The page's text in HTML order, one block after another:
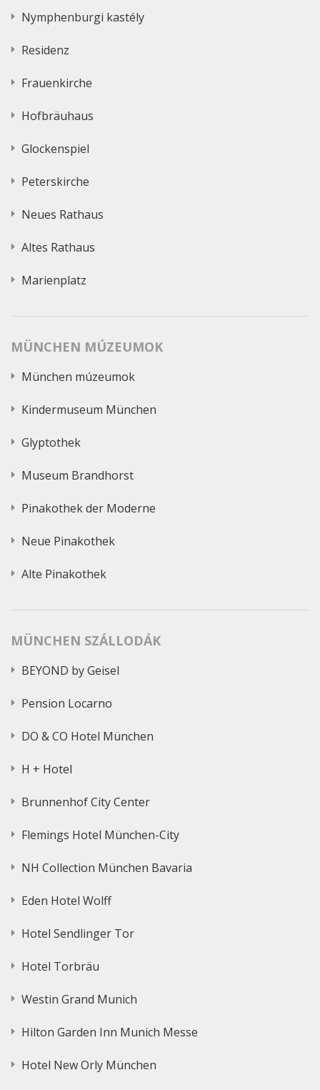
Nymphenburgi kastély
Residenz
Frauenkirche
Hofbräuhaus
Glockenspiel
Peterskirche
Neues Rathaus
Altes Rathaus
Marienplatz
MÜNCHEN MÚZEUMOK
München múzeumok
Kindermuseum München
Glyptothek
Museum Brandhorst
Pinakothek der Moderne
Neue Pinakothek
Alte Pinakothek
MÜNCHEN SZÁLLODÁK
BEYOND by Geisel
Pension Locarno
DO & CO Hotel München
H + Hotel
Brunnenhof City Center
Flemings Hotel München-City
NH Collection München Bavaria
Eden Hotel Wolff
Hotel Sendlinger Tor
Hotel Torbräu
Westin Grand Munich
Hilton Garden Inn Munich Messe
Hotel New Orly München